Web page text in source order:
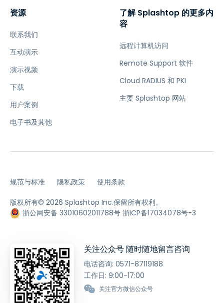
资源
联系我们
互动演示
演示视频
下载
用户案例
电子书及其他
了解 Splashtop 的更多内
容
远程计算机访问
Remote Support 软件
Cloud RADIUS 和 PKI
主要 Splashtop 网站
规范与标准 隐私政策 使用条款
版权所有© 2026 Splashtop Inc.保留所有权利。
浙公网安备 33010602011788号 浙ICP备17034078号-3
关注公众号 随时随地留言咨询
电话咨询: 0571-87119188
工作日: 9:00-17:00
关注官方微信公众号